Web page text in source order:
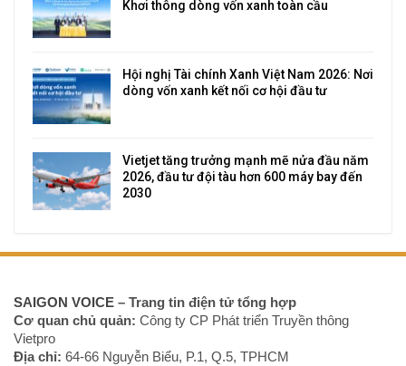
Khơi thông dòng vốn xanh toàn cầu
Hội nghị Tài chính Xanh Việt Nam 2026: Nơi
dòng vốn xanh kết nối cơ hội đầu tư
Vietjet tăng trưởng mạnh mẽ nửa đầu năm
2026, đầu tư đội tàu hơn 600 máy bay đến
2030
SAIGON VOICE – Trang tin điện tử tổng hợp
Cơ quan chủ quản: Công ty CP Phát triển Truyền thông
Vietpro
Địa chỉ: 64-66 Nguyễn Biểu, P.1, Q.5, TPHCM